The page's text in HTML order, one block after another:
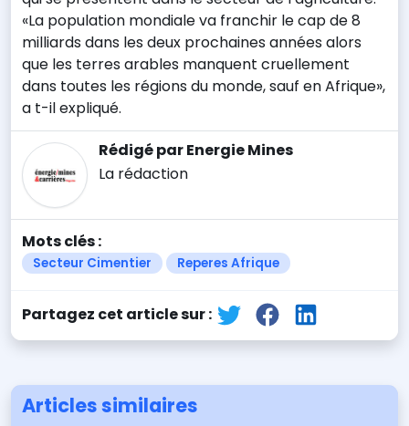
«La population mondiale va franchir le cap de 8
milliards dans les deux prochaines années alors
que les terres arables manquent cruellement
dans toutes les régions du monde, sauf en Afrique»,
a t-il expliqué.
Rédigé par Energie Mines
La rédaction
Mots clés :
Secteur Cimentier Reperes Afrique
Partagez cet article sur :
Articles similaires